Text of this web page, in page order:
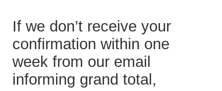
If we don’t receive your
confirmation within one
week from our email
informing grand total,